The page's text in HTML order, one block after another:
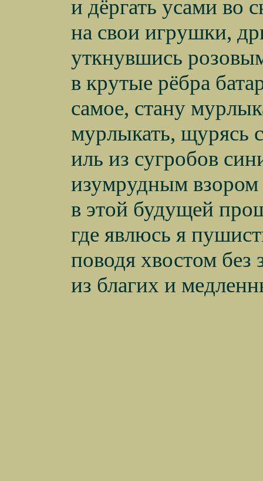
и дёргать усами во
на свои игрушки,
уткнувшись
в крутые рёбра
самое, стану
мурлыкать, щурясь
иль из сугробов
изумрудным взором
в этой будущей
где явлюсь я
поводя хвостом без
из благих и